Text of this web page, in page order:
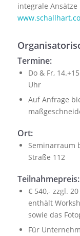
integrale
Termine:
Do & Fr,
Uhr
Auf Anfrage
Ort:
Seminarraum
Straße 112
Teilnahmepreis:
€ 540,- zzgl.
enthält
sowie das
Für